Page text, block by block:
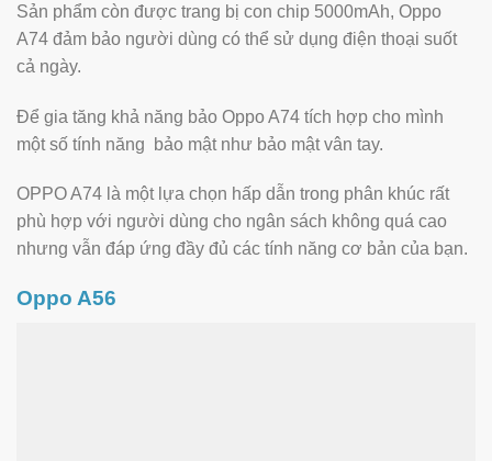
Sản phẩm còn được trang bị con chip 5000mAh, Oppo
A74 đảm bảo người dùng có thể sử dụng điện thoại suốt
cả ngày.
Để gia tăng khả năng bảo Oppo A74 tích hợp cho mình
một số tính năng bảo mật như bảo mật vân tay.
OPPO A74 là một lựa chọn hấp dẫn trong phân khúc rất
phù hợp với người dùng cho ngân sách không quá cao
nhưng vẫn đáp ứng đầy đủ các tính năng cơ bản của bạn.
Oppo A56